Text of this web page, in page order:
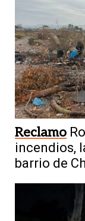
Reclamo
incendios,
barrio de